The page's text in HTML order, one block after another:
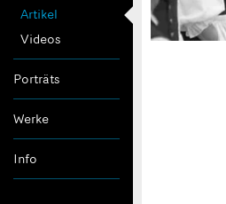
Artikel
Videos
Porträts
Werke
Info